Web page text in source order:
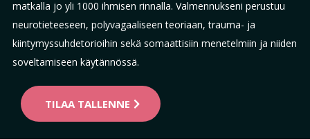
matkalla jo yli 1000 ihmisen rinnalla. Valmennukseni perustuu
neurotieteeseen, polyvagaaliseen teoriaan, trauma- ja
kiintymyssuhdetorioihin sekä somaattisiin menetelmiin ja niiden
soveltamiseen käytännössä.
TILAA TALLENNE